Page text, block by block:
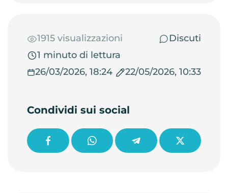
1915 visualizzazioni
Discuti
1 minuto di lettura
26/03/2026, 18:24
22/05/2026, 10:33
Condividi sui social